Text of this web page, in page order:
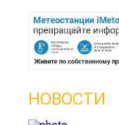
НОВОСТИ